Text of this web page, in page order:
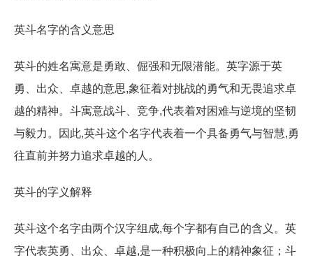
英斗名字的含义意思
英斗的姓名寓意是勇敢、倔强和无限潜能。英字源于英
勇、出众、卓越的意思,象征着对挑战的勇气和无畏追求卓
越的精神。斗寓意战斗、竞争,代表着对困难与逆境的坚韧
与毅力。因此,英斗这个名字代表着一个具备勇气与智慧,勇
往直前并努力追求卓越的人。
英斗的字义解释
英斗这个名字由两个汉字组成,每个字都有自己的含义。英
字代表英勇、出众、卓越,是一种积极向上的精神象征；斗